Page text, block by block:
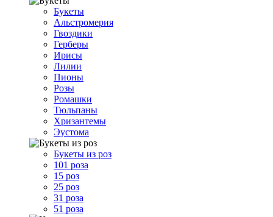
Букеты
Альстромерия
Гвоздики
Герберы
Ирисы
Лилии
Пионы
Розы
Ромашки
Тюльпаны
Хризантемы
Эустома
Букеты из роз
101 роза
15 роз
25 роз
31 роза
51 роза